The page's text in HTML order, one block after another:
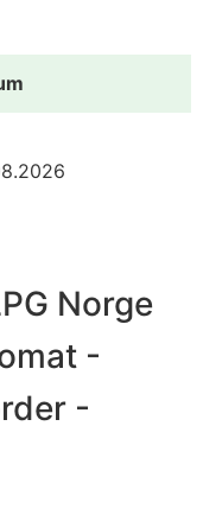
Norge
-
-